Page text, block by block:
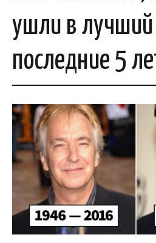
ушли в лучший
последние 5